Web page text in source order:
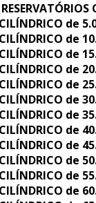
CILÍNDRICO de
CILÍNDRICO de
CILÍNDRICO de
CILÍNDRICO de
CILÍNDRICO de
CILÍNDRICO de
CILÍNDRICO de
CILÍNDRICO de
CILÍNDRICO de
CILÍNDRICO de
CILÍNDRICO de
CILÍNDRICO de